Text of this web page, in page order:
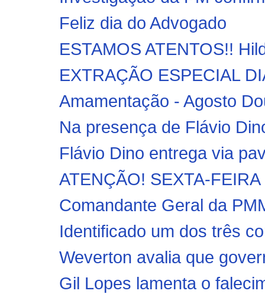
Feliz dia do Advogado
ESTAMOS ATENTOS!!
EXTRAÇÃO ESPECIAL
Amamentação - Agosto
Na presença de Flávio
Flávio Dino entrega via
ATENÇÃO! SEXTA-
Comandante Geral da
Identificado um dos três
Weverton avalia que
Gil Lopes lamenta o